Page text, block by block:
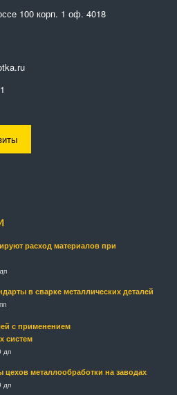
100 корп. 1 оф. 4018
расход материалов при
в сварке металлических деталей
с применением
систем
дп
цехов металлообработки на заводах
дп